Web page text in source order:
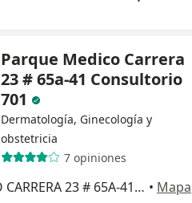
Parque Medico Carrera
23 # 65a-41 Consultorio
701
Dermatología, Ginecología y
obstetricia
7 opiniones
PARQUE MEDICO CARRERA 23 # 65A-41 CONSULTORIO 701, Manizales • Mapa